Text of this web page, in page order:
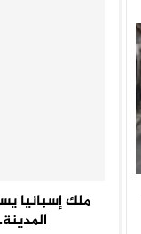
ملك إسبانيا